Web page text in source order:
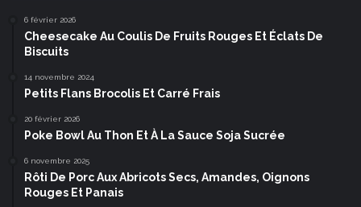
6 février 2026
Cheesecake Au Coulis De Fruits Rouges Et Éclats De
Biscuits
14 novembre 2024
Petits Flans Brocolis Et Carré Frais
20 février 2026
Poke Bowl Au Thon Et À La Sauce Soja Sucrée
6 novembre 2025
Rôti De Porc Aux Abricots Secs, Amandes, Oignons
Rouges Et Panais